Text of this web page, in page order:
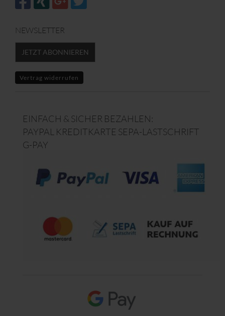
NEWSLETTER
JETZT ABONNIEREN
Vertrag widerrufen
EINFACH & SICHER BEZAHLEN:
PAYPAL KREDITKARTE SEPA-LASTSCHRIFT
G-PAY